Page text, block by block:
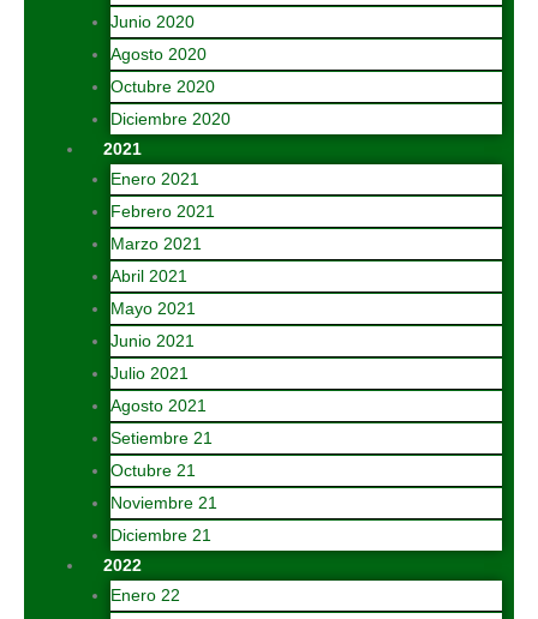
Junio 2020
Agosto 2020
Octubre 2020
Diciembre 2020
2021
Enero 2021
Febrero 2021
Marzo 2021
Abril 2021
Mayo 2021
Junio 2021
Julio 2021
Agosto 2021
Setiembre 21
Octubre 21
Noviembre 21
Diciembre 21
2022
Enero 22